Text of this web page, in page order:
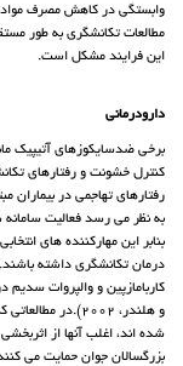
وابستگی در کاهش مصرف مواد
مطالعات تکانشگری به طور
این فرایند مشکل است.
دارودرمانی
برخی ضدسایکوزهای آتیپیک
کنترل خشونت و رفتارهای
به نظر می رسد فعالیت
بنابر این مهارکننده های
درمان تکانشگری داشته
کاربامازپین و والپروات
و هلندر،
شده اند، اغلب آنها از
بزرگسالان جوان حمایت می